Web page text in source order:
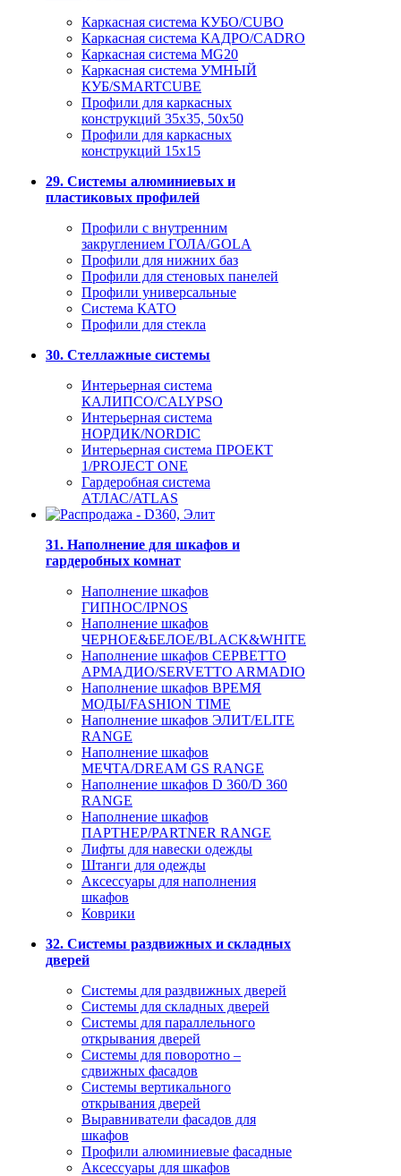
Каркасная система КУБО/CUBO
Каркасная система КАДРО/CADRO
Каркасная система MG20
Каркасная система УМНЫЙ
КУБ/SMARTCUBE
Профили для каркасных
конструкций 35x35, 50x50
Профили для каркасных
конструкций 15х15
29. Системы алюминиевых и
пластиковых профилей
Профили с внутренним
закруглением ГОЛА/GOLA
Профили для нижних баз
Профили для стеновых панелей
Профили универсальные
Система КАТО
Профили для стекла
30. Стеллажные системы
Интерьерная система
КАЛИПСО/CALYPSO
Интерьерная система
НОРДИК/NORDIC
Интерьерная система ПРОЕКТ
1/PROJECT ONE
Гардеробная система
АТЛАС/ATLAS
31. Наполнение для шкафов и
гардеробных комнат
Наполнение шкафов
ГИПНОС/IPNOS
Наполнение шкафов
ЧЕРНОЕ&БЕЛОЕ/BLACK&WHITE
Наполнение шкафов СЕРВЕТТО
АРМАДИО/SERVETTO ARMADIO
Наполнение шкафов ВРЕМЯ
МОДЫ/FASHION TIME
Наполнение шкафов ЭЛИТ/ELITE
RANGE
Наполнение шкафов
МЕЧТА/DREAM GS RANGE
Наполнение шкафов D 360/D 360
RANGE
Наполнение шкафов
ПАРТНЕР/PARTNER RANGE
Лифты для навески одежды
Штанги для одежды
Аксессуары для наполнения
шкафов
Коврики
32. Системы раздвижных и складных
дверей
Системы для раздвижных дверей
Системы для складных дверей
Системы для параллельного
открывания дверей
Системы для поворотно –
сдвижных фасадов
Системы вертикального
открывания дверей
Выравниватели фасадов для
шкафов
Профили алюминиевые фасадные
Аксессуары для шкафов